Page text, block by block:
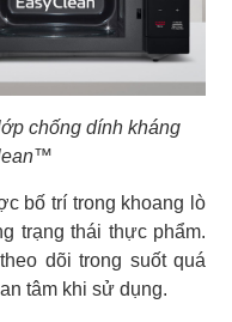
chống dính kháng
bố trí trong khoang lò
trạng thái thực phẩm.
dõi trong suốt quá
tâm khi sử dụng.